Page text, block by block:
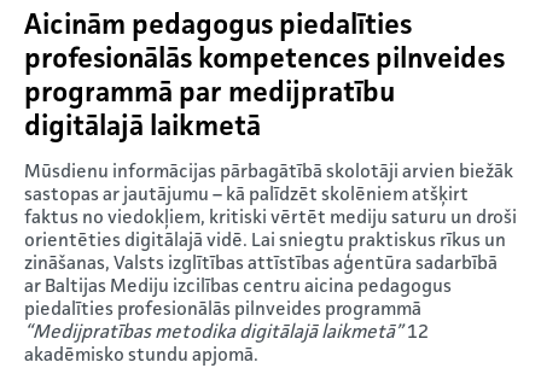
Aicinām pedagogus piedalīties
profesionālās kompetences pilnveides
programmā par medijpratību
digitālajā laikmetā
Mūsdienu informācijas pārbagātībā skolotāji arvien biežāk
sastopas ar jautājumu – kā palīdzēt skolēniem atšķirt
faktus no viedokļiem, kritiski vērtēt mediju saturu un droši
orientēties digitālajā vidē. Lai sniegtu praktiskus rīkus un
zināšanas, Valsts izglītības attīstības aģentūra sadarbībā
ar Baltijas Mediju izcilības centru aicina pedagogus
piedalīties profesionālās pilnveides programmā
“Medijpratības metodika digitālajā laikmetā”12
akadēmisko stundu apjomā.